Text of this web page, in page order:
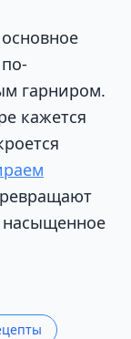
гарниром.
кажется